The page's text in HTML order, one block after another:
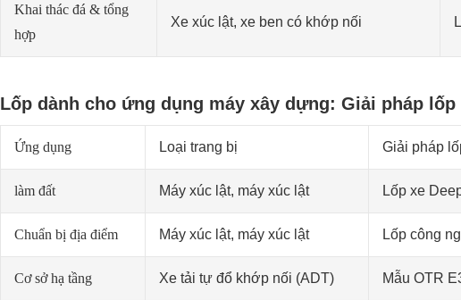
Khai thác đá & tổng
hợp
Xe xúc lật, xe ben có khớp nối
Lốp dành cho ứng dụng máy xây dựng: Giải pháp
Ứng dụng Loại trang bị Giải pháp
làm đất Máy xúc lật, máy xúc lật Lốp xe
Chuẩn bị địa điểm Máy xúc lật, máy xúc lật Lốp công
Cơ sở hạ tầng Xe tải tự đổ khớp nối (ADT) Mẫu OTR